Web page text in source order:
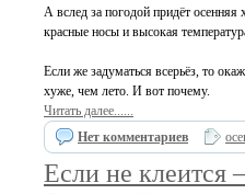
А вслед за погодой придёт осенняя
красные носы и высокая
Если же задуматься всерьёз, то
хуже, чем лето. И вот почему.
Читать далее......
Нет комментариев
Если не клеится